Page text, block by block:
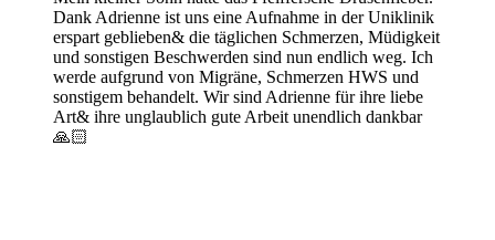
Dank Adrienne ist uns eine Aufnahme in der Uniklinik
erspart geblieben& die täglichen Schmerzen, Müdigkeit
und sonstigen Beschwerden sind nun endlich weg. Ich
werde aufgrund von Migräne, Schmerzen HWS und
sonstigem behandelt. Wir sind Adrienne für ihre liebe
Art& ihre unglaublich gute Arbeit unendlich dankbar
🙏🏻